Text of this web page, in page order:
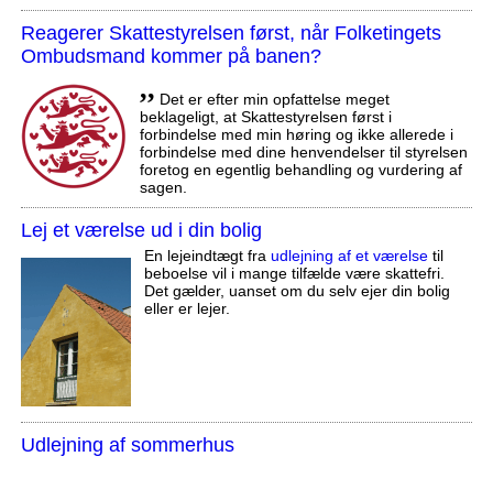
Reagerer Skattestyrelsen først, når Folketingets
Ombudsmand kommer på banen?
,, Det er efter min opfattelse meget
beklageligt, at Skattestyrelsen først i
forbindelse med min høring og ikke allerede i
forbindelse med dine henvendelser til styrelsen
foretog en egentlig behandling og vurdering af
sagen.
Lej et værelse ud i din bolig
En lejeindtægt fra udlejning af et værelsetil
beboelse vil i mange tilfælde være skattefri.
Det gælder, uanset om du selv ejer din bolig
eller er lejer.
Udlejning af sommerhus